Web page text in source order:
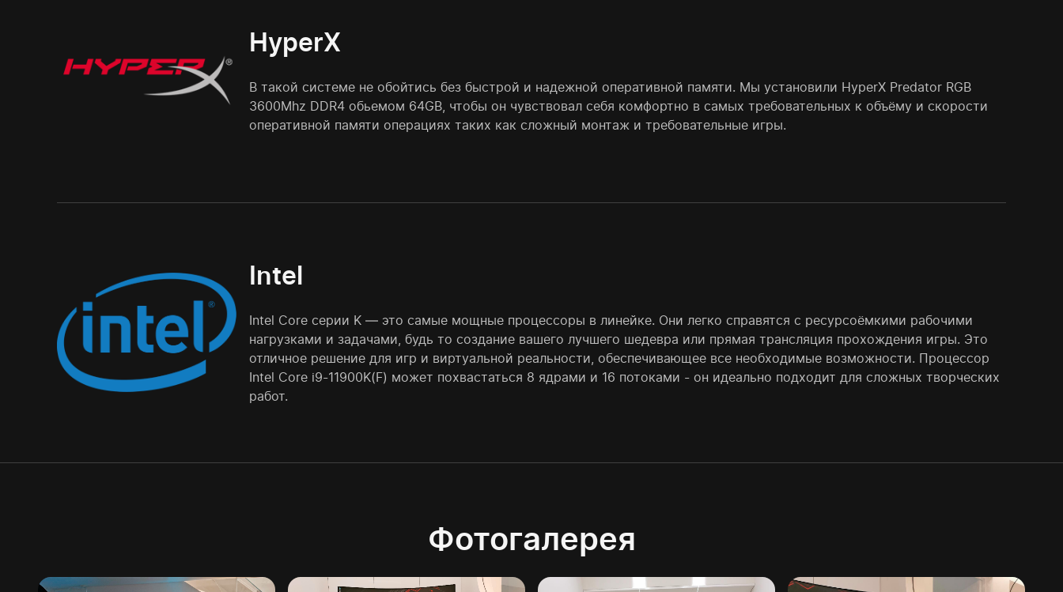
HyperX
В такой системе не обойтись без быстрой и надежной оперативной памяти. Мы установили HyperX Predator RGB
3600Mhz DDR4 обьемом 64GB, чтобы он чувствовал себя комфортно в самых требовательных к объёму и скорости
оперативной памяти операциях таких как сложный монтаж и требовательные игры.
Intel
Intel Core серии K — это самые мощные процессоры в линейке. Они легко справятся с ресурсоёмкими рабочими
нагрузками и задачами, будь то создание вашего лучшего шедевра или прямая трансляция прохождения игры. Это
отличное решение для игр и виртуальной реальности, обеспечивающее все необходимые возможности. Процессор
Intel Core i9-11900K(F) может похвастаться 8 ядрами и 16 потоками - он идеально подходит для сложных творческих
работ.
Фотогалерея